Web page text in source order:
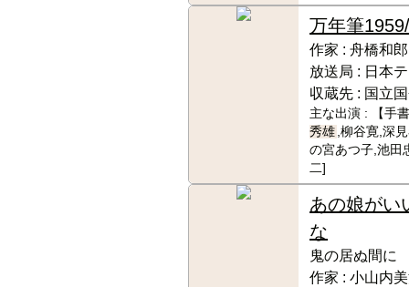
万年筆
作家 : 舟橋和郎
放送局 : 日本
収蔵先 : 国立
主な出演 :
【手
秀雄 ,柳谷寛,深
の宮あつ子,池田
二]
あの娘がい
な
鬼の居ぬ間に
作家 : 小山内